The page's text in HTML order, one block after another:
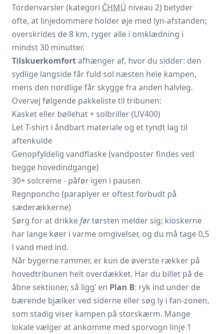
Tordenvarsler (kategori ČHMÚ niveau 2) betyder
ofte, at linjedommere holder øje med lyn-afstanden;
overskrides de 8 km, ryger alle i omklædning i
mindst 30 minutter.
Tilskuer­komfortafhænger af, hvor du sidder: den
sydlige langside får fuld sol næsten hele kampen,
mens den nordlige får skygge fra anden halvleg.
Overvej følgende pakkeliste til tribunen:
Kasket eller bøllehat + solbriller (UV400)
Let T-shirt i åndbart materiale og et tyndt lag til
aften­kulde
Genopfyldelig vandflaske (vandposter findes ved
begge hovedindgange)
30+ solcreme - påfør igen i pausen
Regnponcho (paraplyer er oftest forbudt på
sæderækkerne)
Sørg for at drikkeførtørsten melder sig; kioskerne
har lange køer i varme omgivelser, og du må tage 0,5
l vand med ind.
Når bygerne rammer, er kun de øverste rækker på
hovedtribunen helt overdækket. Har du billet på de
åbne sektioner, så ligg’ en Plan B: ryk ind under de
bærende bjælker ved siderne eller søg ly i fan-zonen,
som stadig viser kampen på storskærm. Mange
lokale vælger at ankomme med sporvogn linje 1